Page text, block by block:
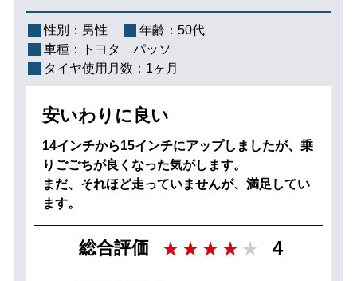
性別： 男性 年齢： 50代
車種：
トヨタ パッソ
タイヤ使用月数： 1ヶ月
安いわりに良い
14インチから15インチにアップしましたが、乗
りごごちが良くなった気がします。
まだ、それほど走っていませんが、満足してい
ます。
総合評価 4